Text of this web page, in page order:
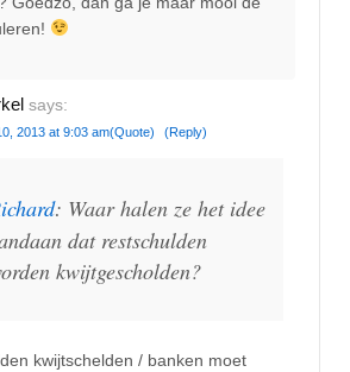
says:
2013 at 9:03 am(Quote) (Reply)
: Waar halen ze het idee
dat restschulden
kwijtgescholden?
kwijtschelden / banken moet